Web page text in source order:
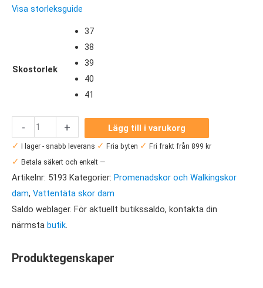
Visa storleksguide
Skostorlek
37
38
39
40
41
-
Stokka
+
Lägg till i varukorg
✓
I lager - snabb leverans ✓ Fria byten ✓ Fri frakt från 899 kr
✓ Betala säkert och enkelt —
Artikelnr: 5193 Kategorier: Promenadskor och Walkingskor
dam, Vattentäta skor dam
Saldo weblager. För aktuellt butikssaldo, kontakta din
närmsta butik.
Produktegenskaper